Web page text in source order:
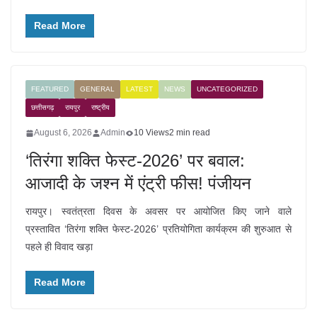
Read More
FEATURED GENERAL LATEST NEWS UNCATEGORIZED
छत्तीसगढ़ रायपुर राष्ट्रीय
August 6, 2026 Admin 10 Views2 min read
‘तिरंगा शक्ति फेस्ट-2026’ पर बवाल:
आजादी के जश्न में एंट्री फीस! पंजीयन
रायपुर। स्वतंत्रता दिवस के अवसर पर आयोजित किए जाने वाले
प्रस्तावित ‘तिरंगा शक्ति फेस्ट-2026’ प्रतियोगिता कार्यक्रम की शुरुआत से
पहले ही विवाद खड़ा
Read More